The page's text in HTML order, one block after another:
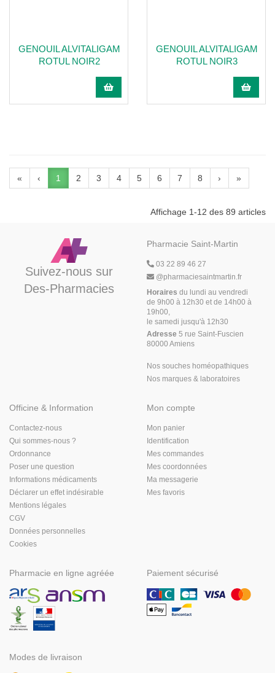
GENOUIL ALVITALIGAM
ROTUL NOIR2
GENOUIL ALVITALIGAM
ROTUL NOIR3
« ‹ 1 2 3 4 5 6 7 8 › »
Affichage 1-12 des 89 articles
Suivez-nous sur
Des-Pharmacies
Pharmacie Saint-Martin
03 22 89 46 27
@pharmaciesaintmartin.fr
Horaires du lundi au vendredi
de 9h00 à 12h30 et de 14h00 à
19h00,
le samedi jusqu'à 12h30
Adresse 5 rue Saint-Fuscien
80000 Amiens
Nos souches homéopathiques
Nos marques & laboratoires
Officine & Information
Contactez-nous
Qui sommes-nous ?
Ordonnance
Poser une question
Informations médicaments
Déclarer un effet indésirable
Mentions légales
CGV
Données personnelles
Cookies
Mon compte
Mon panier
Identification
Mes commandes
Mes coordonnées
Ma messagerie
Mes favoris
Pharmacie en ligne agréée Paiement sécurisé
Modes de livraison